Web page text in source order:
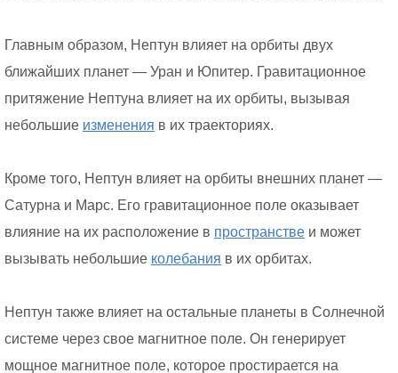
Главным образом, Нептун влияет на орбиты двух
ближайших планет — Уран и Юпитер. Гравитационное
притяжение Нептуна влияет на их орбиты, вызывая
небольшие изменения в их траекториях.
Кроме того, Нептун влияет на орбиты внешних планет —
Сатурна и Марс. Его гравитационное поле оказывает
влияние на их расположение в пространстве и может
вызывать небольшие колебания в их орбитах.
Нептун также влияет на остальные планеты в Солнечной
системе через свое магнитное поле. Он генерирует
мощное магнитное поле, которое простирается на